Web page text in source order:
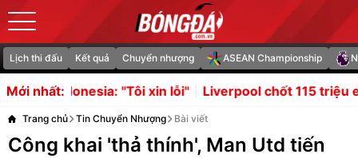
Lịch thi đấu Kết quả Chuyển nhượng ASEAN Championship
Mới nhất:
"Tôi xin lỗi" Liverpool chốt 115 triệu euro cho Bradley
Trang chủ Tin Chuyển Nhượng Bài viết
Công khai 'thả thính', Man Utd tiến